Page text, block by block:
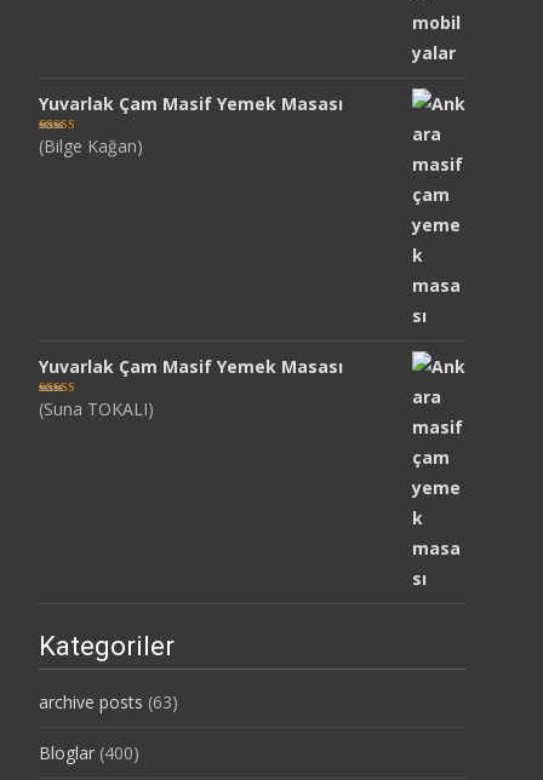
Yuvarlak Çam Masif Yemek Masası
5 üzerinden5
oy aldı
(Bilge Kağan)
Yuvarlak Çam Masif Yemek Masası
5 üzerinden5
oy aldı
(Suna TOKALI)
Kategoriler
archive posts (63)
Bloglar (400)